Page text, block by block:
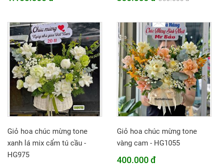
Giỏ hoa chúc mừng tone
xanh lá mix cẩm tú cầu -
HG975
Giỏ hoa chúc mừng tone
vàng cam - HG1055
400.000 đ